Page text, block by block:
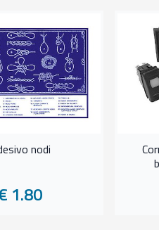
nodi
1.80